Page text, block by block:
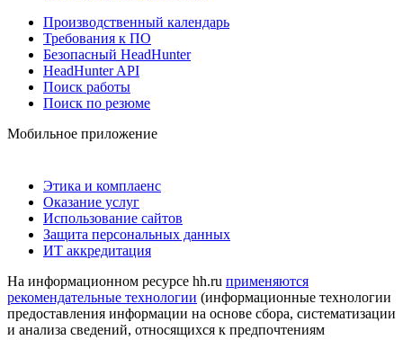
Производственный календарь
Требования к ПО
Безопасный HeadHunter
HeadHunter API
Поиск работы
Поиск по резюме
Мобильное приложение
Этика и комплаенс
Оказание услуг
Использование сайтов
Защита персональных данных
ИТ аккредитация
На информационном ресурсе hh.ru применяются
рекомендательные технологии (информационные технологии
предоставления информации на основе сбора, систематизации
и анализа сведений, относящихся к предпочтениям